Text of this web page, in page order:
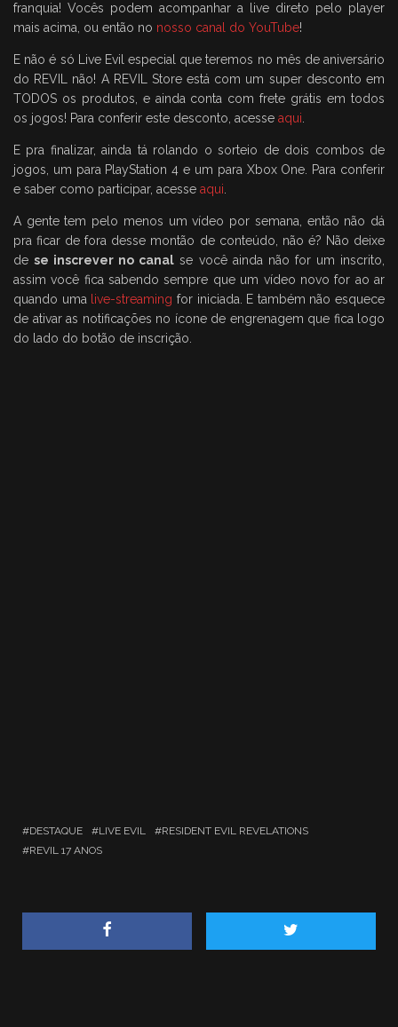
franquia! Vocês podem acompanhar a live direto pelo player
mais acima, ou então no nosso canal do YouTube!
E não é só Live Evil especial que teremos no mês de aniversário
do REVIL não! A REVIL Store está com um super desconto em
TODOS os produtos, e ainda conta com frete grátis em todos
os jogos! Para conferir este desconto, acesse aqui
E pra finalizar, ainda tá rolando o sorteio de dois combos de
jogos, um para PlayStation 4 e um para Xbox One. Para conferir
e saber como participar, acesse aqui
A gente tem pelo menos um vídeo por semana, então não dá
pra ficar de fora desse montão de conteúdo, não é? Não deixe
dese inscrever no canal se você ainda não for um inscrito,
assim você fica sabendo sempre que um vídeo novo for ao ar
quando uma
live-streaming for iniciada. E também não esquece
de ativar as notificações no ícone de engrenagem que fica logo
do lado do botão de inscrição.
DESTAQUE LIVE EVIL
RESIDENT EVIL REVELATIONS
REVIL 17 ANOS